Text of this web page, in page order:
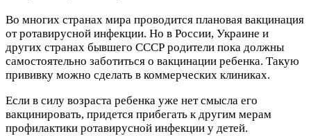
Во многих странах мира проводится плановая вакцинация
от ротавирусной инфекции. Но в России, Украине и
других странах бывшего СССР родители пока должны
самостоятельно заботиться о вакцинации ребенка. Такую
прививку можно сделать в коммерческих клиниках.
Если в силу возраста ребенка уже нет смысла его
вакцинировать, придется прибегать к другим мерам
профилактики ротавирусной инфекции у детей.